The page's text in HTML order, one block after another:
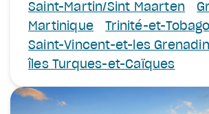
Saint-Martin/Sint Maarten
Martinique
Trinité-et-Tobago
Saint-Vincent-et-les
îles Turques-et-Caïques